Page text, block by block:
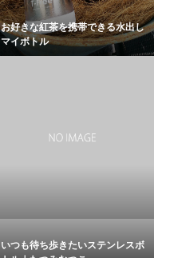
お好きな紅茶を携帯できる水出し
マイボトル
いつも待ち歩きたいステンレスボ